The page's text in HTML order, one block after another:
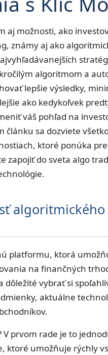
aj možnosti, ako
známy aj ako
algoritmom a
lepšie výsledky,
ako kedykoľvek
váš pohľad na
článku sa dozviete
ktoré ponúka
zapojiť do sveta algo
algoritmického
platformu, ktorá
na finančných
dôležité vybrať si
aktuálne
prvom rade je to
ktoré umožňuje rýchly